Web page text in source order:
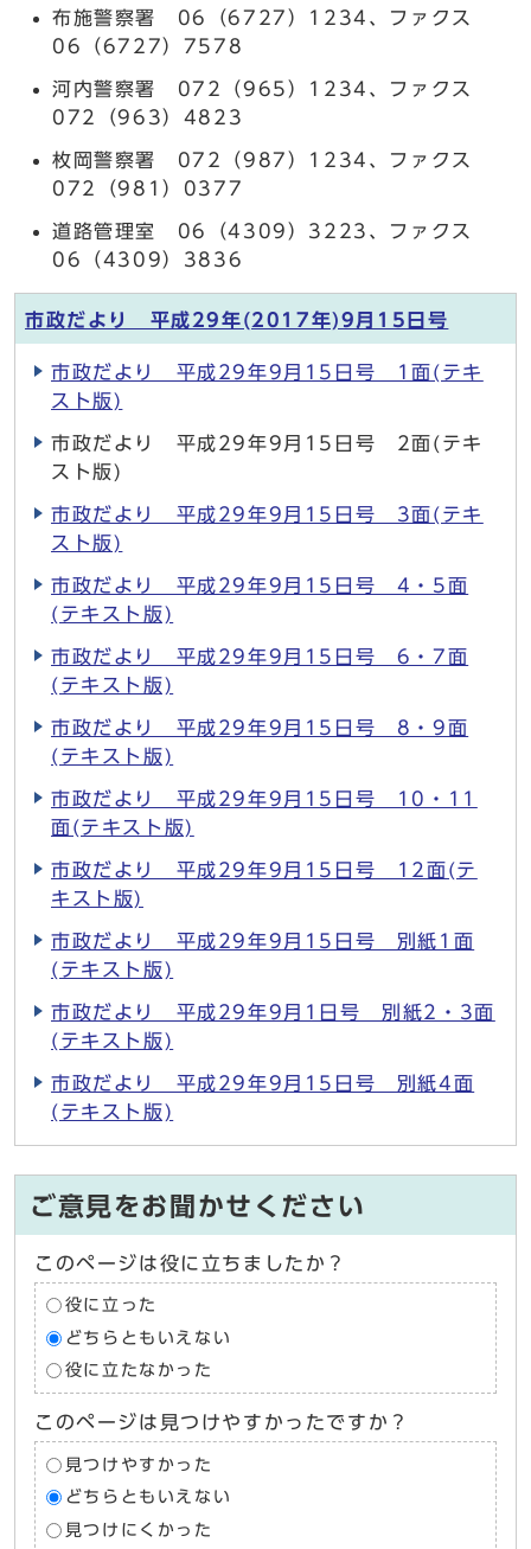
布施警察署 06（6727）1234、ファクス
06（6727）7578
河内警察署 072（965）1234、ファクス
072（963）4823
枚岡警察署 072（987）1234、ファクス
072（981）0377
道路管理室 06（4309）3223、ファクス
06（4309）3836
市政だより 平成29年(2017年)9月15日号
市政だより 平成29年9月15日号 1面(テキ
スト版)
市政だより 平成29年9月15日号 2面(テキ
スト版)
市政だより 平成29年9月15日号 3面(テキ
スト版)
市政だより 平成29年9月15日号 4・5面
(テキスト版)
市政だより 平成29年9月15日号 6・7面
(テキスト版)
市政だより 平成29年9月15日号 8・9面
(テキスト版)
市政だより 平成29年9月15日号 10・11
面(テキスト版)
市政だより 平成29年9月15日号 12面(テ
キスト版)
市政だより 平成29年9月15日号 別紙1面
(テキスト版)
市政だより 平成29年9月1日号 別紙2・3面
(テキスト版)
市政だより 平成29年9月15日号 別紙4面
(テキスト版)
ご意見をお聞かせください
このページは役に立ちましたか？
役に立った
どちらともいえない
役に立たなかった
このページは見つけやすかったですか？
見つけやすかった
どちらともいえない
見つけにくかった